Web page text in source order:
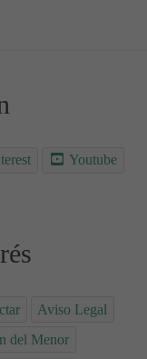
Youtube
Aviso Legal
del Menor